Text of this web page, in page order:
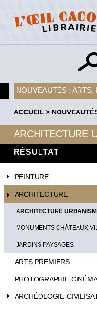
NOUVEAUTÉS : ARTS,
ACCUEIL >
ARCHITECTURE
RÉSULTAT
PEINTURE
ARCHITECTURE
ARCHITECTURE
MONUMENTS CHÂTEAUX
JARDINS PAYSAGES
ARTS PREMIERS
PHOTOGRAPHIE CINÉMA
ARCHÉOLOGIE-